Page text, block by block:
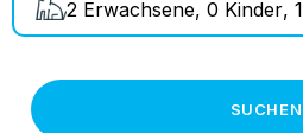
2 Erwachsene, 0 Kinder, 1
SUCHEN